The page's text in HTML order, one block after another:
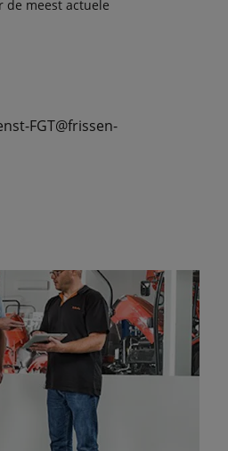
de meest actuele
FGT@frissen-